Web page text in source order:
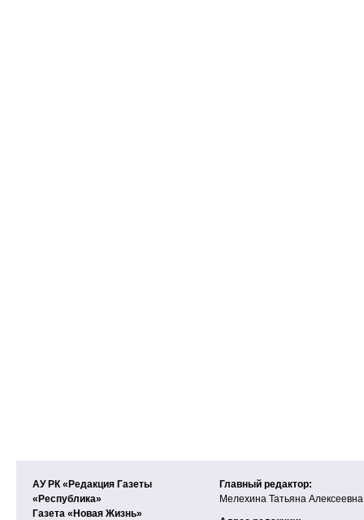
АУ РК «Редакция Газеты
«Республика»
Газета «Новая Жизнь»
Главный редактор:
Мелехина Татьяна Алексеевна